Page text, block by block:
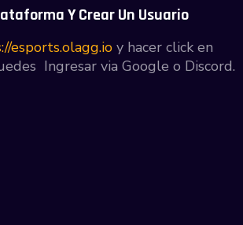
Y Crear Un Usuario
esports.olagg.io y hacer click en
Ingresar via Google o Discord.